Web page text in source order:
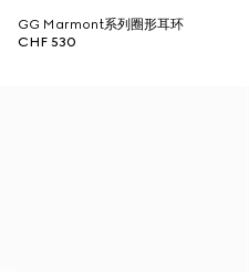
GG Marmont系列圈形耳环
CHF 530